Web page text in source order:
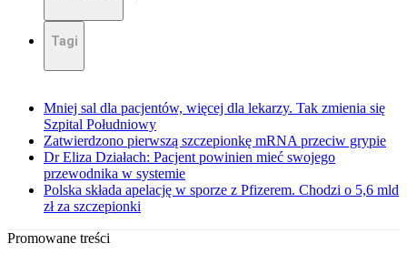
Tagi
Mniej sal dla pacjentów, więcej dla lekarzy. Tak zmienia się
Szpital Południowy
Zatwierdzono pierwszą szczepionkę mRNA przeciw grypie
Dr Eliza Działach: Pacjent powinien mieć swojego
przewodnika w systemie
Polska składa apelację w sporze z Pfizerem. Chodzi o 5,6 mld
zł za szczepionki
Promowane treści